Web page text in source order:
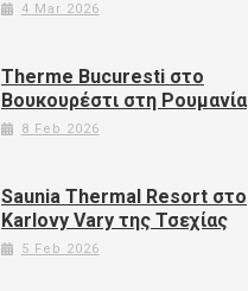
4 Mar 2026
Therme Bucuresti στο
Βουκουρέστι στη Ρουμανία
8 Feb 2026
Saunia Thermal Resort στο
Karlovy Vary της Τσεχίας
5 Feb 2026